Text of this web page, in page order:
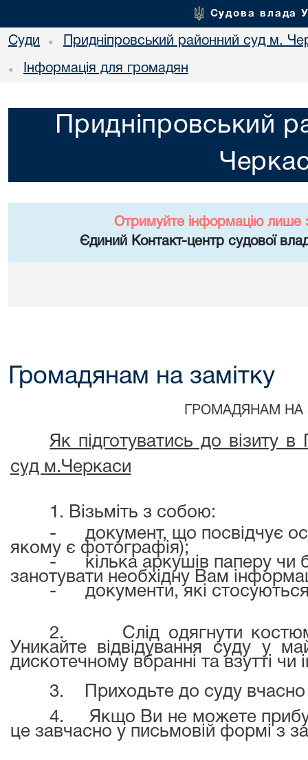
Судова влада
Суди • Придніпровський районний суд м.
• Інформація для громадян
Придніпровський
Отримуйте інформацію лише
Єдиний Контакт-центр судової
Громадянам на замітку
ГРОМАДЯНАМ НА
Як підготуватись до візиту
суд м.Черкаси
1. Візьміть з собою:
-
документ, що посвідчує
якому є фотографія);
-
кілька аркушів паперу чи
занотувати необхідну Вам
-
документи, які
2.
Слід одягнути
Уникайте відвідування суду у
дискотечному вбранні та взутті чи
3.
Приходьте до суду
4.
Якщо Ви не можете
це завчасно у письмовій формі з